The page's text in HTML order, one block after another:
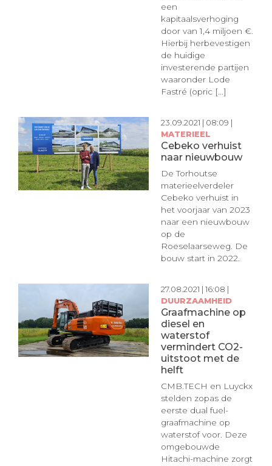
een
kapitaalsverhoging
door van 1,4 miljoen €.
Hierbij herbevestigen
de huidige
investerende partijen
waaronder Lode
Fastré (opric [...]
23.09.2021 | 08:09 |
MATERIEEL
Cebeko verhuist
naar nieuwbouw
De Torhoutse
materieelverdeler
Cebeko verhuist in
het voorjaar van 2023
naar een nieuwbouw
op de
Roeselaarseweg. De
bouw start in 2022.
27.08.2021 | 16:08 |
DUURZAAMHEID
Graafmachine op
diesel en
waterstof
vermindert CO2-
uitstoot met de
helft
CMB.TECH en Luyckx
stelden zopas de
eerste dual fuel-
graafmachine op
waterstof voor. Deze
omgebouwde
Hitachi-machine zorgt